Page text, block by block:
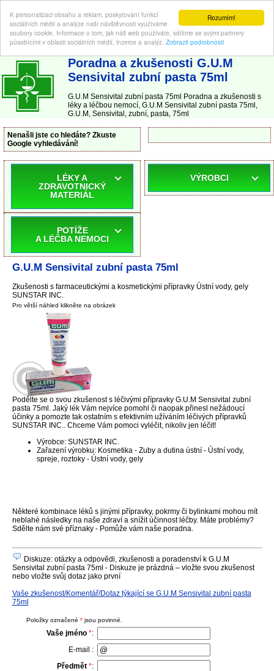
Rozumím!
K personalizaci obsahu a reklam, poskytování funkcí
sociálních médií a analýze naší návštěvnosti využíváme
soubory cookie. Informace o tom, jak náš web používáte, sdílíme se svými partnery
působícími v oblasti sociálních médií, inzerce a analýz. Zobrazit podrobnosti
ABC-LEKARNA.cz | Poradna a zkušenosti s léky a léčbou nemocí
Poradna a zkušenosti G.U.M
Sensivital zubní pasta 75ml
G.U.M Sensivital zubní pasta 75ml Poradna a zkušenosti s
léky a léčbou nemocí, G.U.M Sensivital zubní pasta 75ml,
G.U.M, Sensivital, zubní, pasta, 75ml
Nenašli jste co hledáte? Zkuste
Google vyhledávání!
LÉKY A
ZDRAVOTNICKÝ
MATERIÁL
POTÍŽE
A LÉČBA NEMOCI
VÝROBCI
G.U.M Sensivital zubní pasta 75ml
Zkušenosti s farmaceutickými a kosmetickými přípravky Ústní vody, gely
SUNSTAR INC.
Pro větší náhled klikněte na obrázek
Podělte se o svou zkušenost s léčivými přípravky G.U.M Sensivital zubní
pasta 75ml. Jaký lék Vám nejvíce pomohl či naopak přinesl nežádoucí
účinky a pomozte tak ostatním s efektivním užíváním léčivých přípravků
SUNSTAR INC.. Chceme Vám pomoci vyléčit, nikoliv jen léčit!
Výrobce: SUNSTAR INC.
Zařazení výrobku: Kosmetika - Zuby a dutina ústní - Ústní vody,
spreje, roztoky - Ústní vody, gely
Některé kombinace léků s jinými přípravky, pokrmy či bylinkami mohou mít
neblahé následky na naše zdraví a snížit účinnost léčby. Máte problémy?
Sdělte nám své příznaky - Pomůže vám naše poradna.
Diskuze: otázky a odpovědi, zkušenosti a poradenství k G.U.M
Sensivital zubní pasta 75ml - Diskuze je prázdná – vložte svou zkušenost
nebo vložte svůj dotaz jako první
Vaše zkušenost/Komentář/Dotaz týkající se G.U.M Sensivital zubní pasta
75ml
Položky označené * jsou povinné.
Vaše jméno *:
E-mail :
Předmět *: